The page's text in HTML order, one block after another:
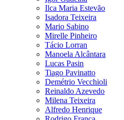
Ilca Maria Estevão
Isadora Teixeira
Mario Sabino
Mirelle Pinheiro
Tácio Lorran
Manoela Alcântara
Lucas Pasin
Tiago Pavinatto
Demétrio Vecchioli
Reinaldo Azevedo
Milena Teixeira
Alfredo Henrique